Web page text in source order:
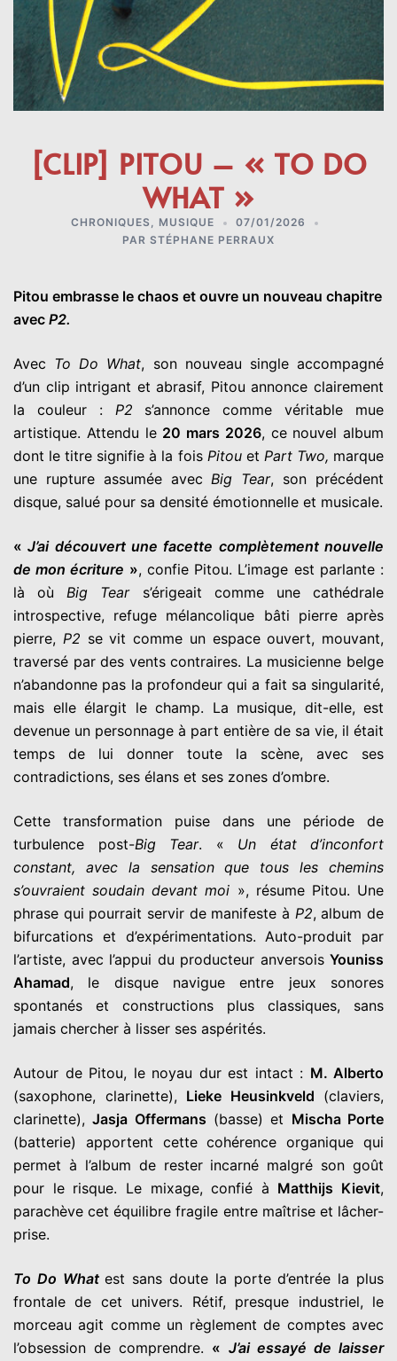
[CLIP] PITOU – « TO DO
WHAT »
CHRONIQUES , MUSIQUE
07/01/2026
PAR STÉPHANE PERRAUX
Pitou embrasse le chaos et ouvre un nouveau chapitre
avec P2.
Avec To Do What, son nouveau single accompagné
d’un clip intrigant et abrasif, Pitou annonce clairement
la couleur : P2 s’annonce comme véritable mue
artistique. Attendu le 20 mars 2026, ce nouvel album
dont le titre signifie à la fois Pitouet Part Two, marque
une rupture assumée avecBig Tear, son précédent
disque, salué pour sa densité émotionnelle et musicale.
«J’ai découvert une facette complètement nouvelle
de mon écriture », confie Pitou. L’image est parlante :
là oùBig Tears’érigeait comme une cathédrale
introspective, refuge mélancolique bâti pierre après
pierre, P2 se vit comme un espace ouvert, mouvant,
traversé par des vents contraires. La musicienne belge
n’abandonne pas la profondeur qui a fait sa singularité,
mais elle élargit le champ. La musique, dit-elle, est
devenue un personnage à part entière de sa vie, il était
temps de lui donner toute la scène, avec ses
contradictions, ses élans et ses zones d’ombre.
Cette transformation puise dans une période de
turbulence post-Big Tear. « Un état d’inconfort
constant, avec la sensation que tous les chemins
s’ouvraient soudain devant moi », résume Pitou. Une
phrase qui pourrait servir de manifeste à P2, album de
bifurcations et d’expérimentations. Auto-produit par
l’artiste, avec l’appui du producteur anversois Youniss
Ahamad, le disque navigue entre jeux sonores
spontanés et constructions plus classiques, sans
jamais chercher à lisser ses aspérités.
Autour de Pitou, le noyau dur est intact : M. Alberto
(saxophone, clarinette), Lieke Heusinkveld (claviers,
clarinette),Jasja Offermans (basse) et Mischa Porte
(batterie) apportent cette cohérence organique qui
permet à l’album de rester incarné malgré son goût
pour le risque. Le mixage, confié à Matthijs Kievit,
parachève cet équilibre fragile entre maîtrise et lâcher-
prise.
To Do What est sans doute la porte d’entrée la plus
frontale de cet univers. Rétif, presque industriel, le
morceau agit comme un règlement de comptes avec
l’obsession de comprendre. « J’ai essayé de laisser